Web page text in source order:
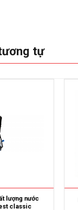
tự
lượng nước
classic